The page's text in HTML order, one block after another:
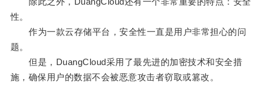
性。
作为一款云存储平台，安全性一直是用户非常担心的问
题。
但是，DuangCloud采用了最先进的加密技术和安全措
施，确保用户的数据不会被恶意攻击者窃取或篡改。